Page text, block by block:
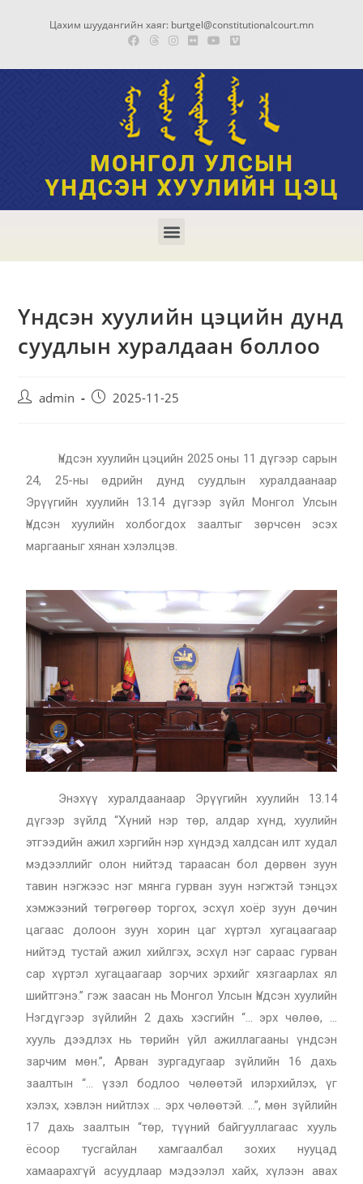
Цахим шуудангийн хаяг: burtgel@constitutionalcourt.mn
Үндсэн хуулийн цэцийн дунд
суудлын хуралдаан боллоо
admin 2025-11-25
Үндсэн хуулийн цэцийн 2025 оны 11 дүгээр сарын
24, 25-ны өдрийн дунд суудлын хуралдаанаар
Эрүүгийн хуулийн 13.14 дүгээр зүйл Монгол Улсын
Үндсэн хуулийн холбогдох заалтыг зөрчсөн эсэх
маргааныг хянан хэлэлцэв.
Энэхүү хуралдаанаар Эрүүгийн хуулийн 13.14
дүгээр зүйлд “Хүний нэр төр, алдар хүнд, хуулийн
этгээдийн ажил хэргийн нэр хүндэд халдсан илт худал
мэдээллийг олон нийтэд тараасан бол дөрвөн зуун
тавин нэгжээс нэг мянга гурван зуун нэгжтэй тэнцэх
хэмжээний төгрөгөөр торгох, эсхүл хоёр зуун дөчин
цагаас долоон зуун хорин цаг хүртэл хугацаагаар
нийтэд тустай ажил хийлгэх, эсхүл нэг сараас гурван
сар хүртэл хугацаагаар зорчих эрхийг хязгаарлах ял
шийтгэнэ.” гэж заасан нь Монгол Улсын Үндсэн хуулийн
Нэгдүгээр зүйлийн 2 дахь хэсгийн “… эрх чөлөө, …
хууль дээдлэх нь төрийн үйл ажиллагааны үндсэн
зарчим мөн.”, Арван зургадугаар зүйлийн 16 дахь
заалтын “… үзэл бодлоо чөлөөтэй илэрхийлэх, үг
хэлэх, хэвлэн нийтлэх … эрх чөлөөтэй. …”, мөн зүйлийн
17 дахь заалтын “төр, түүний байгууллагаас хууль
ёсоор тусгайлан хамгаалбал зохих нууцад
хамаарахгүй асуудлаар мэдээлэл хайх, хүлээн авах